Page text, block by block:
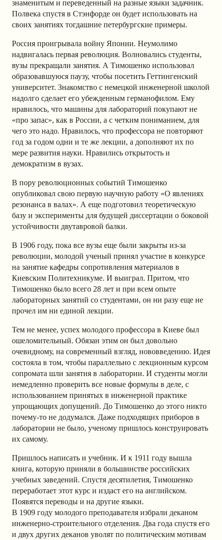
знаменитым и переведенный на разные языки задачник.
Полвека спустя в Стэнфорде он будет использовать на
своих занятиях тогдашние петербургские примеры.
Россия проигрывала войну Японии. Неумолимо
надвигалась первая революция. Волновались студенты,
вузы прекращали занятия. А Тимошенко использовал
образовавшуюся паузу, чтобы посетить Геттингенский
университет. Знакомство с немецкой инженерной школой
надолго сделает его убежденным германофилом. Ему
нравилось, что машины для лабораторий покупают не
«про запас», как в России, а с четким пониманием, для
чего это надо. Нравилось, что профессора не повторяют
год за годом одни и те же лекции, а дополняют их по
мере развития науки. Нравились открытость и
демократизм в вузах.
В пору революционных событий Тимошенко
опубликовал свою первую научную работу «О явлениях
резонанса в валах». А еще подготовил теоретическую
базу и эксперименты для будущей диссертации о боковой
устойчивости двутавровой балки.
В 1906 году, пока все вузы еще были закрыты из-за
революции, молодой ученый принял участие в конкурсе
на занятие кафедры сопротивления материалов в
Киевским Политехникуме. И выиграл. Притом, что
Тимошенко было всего 28 лет и при всем опыте
лабораторных занятий со студентами, он ни разу еще не
прочел им ни единой лекции.
Тем не менее, успех молодого профессора в Киеве был
ошеломительный. Обязан этим он был довольно
очевидному, на современный взгляд, нововведению. Идея
состояла в том, чтобы параллельно с лекционным курсом
сопромата шли занятия в лаборатории. И студенты могли
немедленно проверить все новые формулы в деле, с
использованием принятых в инженерной практике
упрощающих допущений. До Тимошенко до этого никто
почему-то не додумался. Даже подходящих приборов в
лаборатории не было, ученому пришлось конструировать
их самому.
Пришлось написать и учебник. И к 1911 году вышла
книга, которую приняли в большинстве российских
учебных заведений. Спустя десятилетия, Тимошенко
переработает этот курс и издаст его на английском.
Появятся переводы и на другие языки.
В 1909 году молодого преподавателя избрали деканом
инженерно-строительного отделения. Два года спустя его
и двух других деканов уволят по политическим мотивам